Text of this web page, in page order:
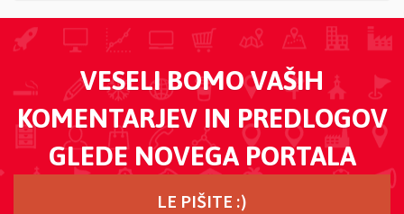
VESELI BOMO VAŠIH
KOMENTARJEV IN PREDLOGOV
GLEDE NOVEGA PORTALA
LE PIŠITE :)